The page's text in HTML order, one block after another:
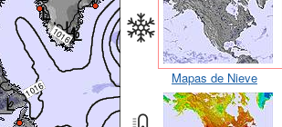
Mapas de Nieve